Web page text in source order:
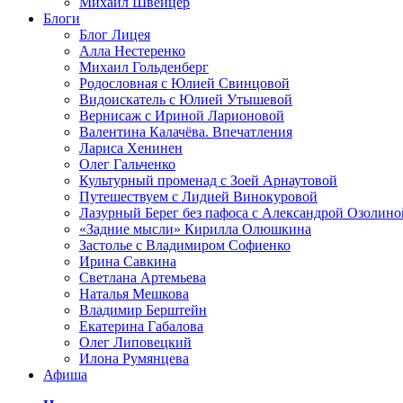
Блоги
Блог Лицея
Алла Нестеренко
Михаил Гольденберг
Родословная с Юлией Свинцовой
Видоискатель с Юлией Утышевой
Вернисаж с Ириной Ларионовой
Валентина Калачёва. Впечатления
Лариса Хенинен
Олег Гальченко
Культурный променад с Зоей Арнаутовой
Путешествуем с Лидией Винокуровой
Лазурный Берег без пафоса с Александрой
«Задние мысли» Кирилла Олюшкина
Застолье с Владимиром Софиенко
Ирина Савкина
Светлана Артемьева
Наталья Мешкова
Владимир Берштейн
Екатерина Габалова
Олег Липовецкий
Илона Румянцева
Афиша